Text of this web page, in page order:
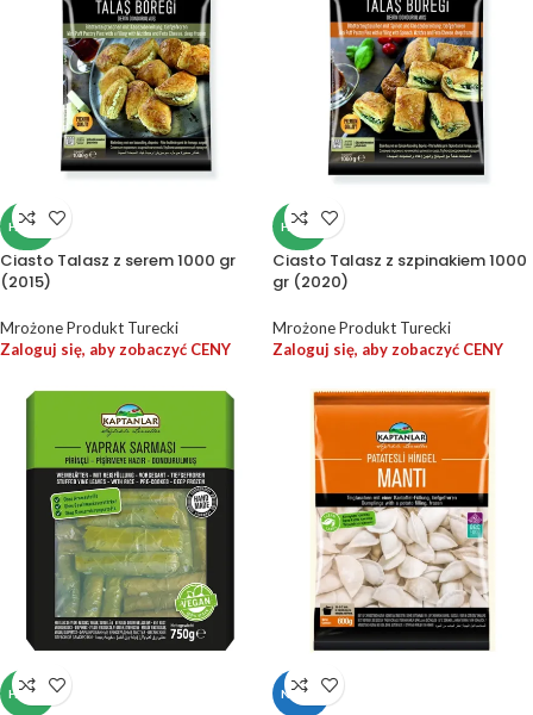
HALAL
Ciasto Talasz z serem 1000 gr
(2015)
Mrożone Produkt Turecki
Zaloguj się, aby zobaczyć CENY
HALAL
Ciasto Talasz z szpinakiem 1000
gr (2020)
Mrożone Produkt Turecki
Zaloguj się, aby zobaczyć CENY
HALAL NOWY